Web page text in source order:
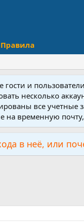
Правила
гости и
несколько
все учетные
на временную
в неё, или